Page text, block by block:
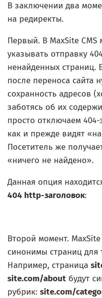
В заключении два
на редиректы.
Первый. В MaxSite
указывать отправку
ненайденных страниц.
после переноса сайта
сохранность адресов
заботясь об их
просто отключаем
как и прежде видят
Посетитель же
«ничего не найдено».
Данная опция
404 http-заголовок:
Второй момент.
синонимы страниц для
Например, страница
site.com/about будут
рубрик: site.com/